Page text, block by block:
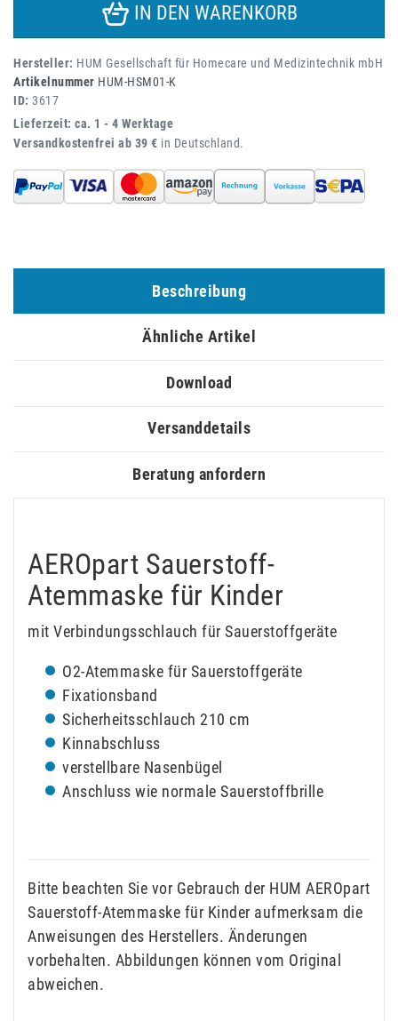
IN DEN WARENKORB
Hersteller: HUM Gesellschaft für Homecare und Medizintechnik mbH
Artikelnummer HUM-HSM01-K
ID: 3617
Lieferzeit: ca. 1 - 4 Werktage
Versandkostenfrei ab 39 € in Deutschland.
Beschreibung
Ähnliche Artikel
Download
Versanddetails
Beratung anfordern
AEROpart Sauerstoff-
Atemmaske für Kinder
mit Verbindungsschlauch für Sauerstoffgeräte
O2-Atemmaske für Sauerstoffgeräte
Fixationsband
Sicherheitsschlauch 210 cm
Kinnabschluss
verstellbare Nasenbügel
Anschluss wie normale Sauerstoffbrille
Bitte beachten Sie vor Gebrauch der HUM AEROpart
Sauerstoff-Atemmaske für Kinder aufmerksam die
Anweisungen des Herstellers. Änderungen
vorbehalten. Abbildungen können vom Original
abweichen.